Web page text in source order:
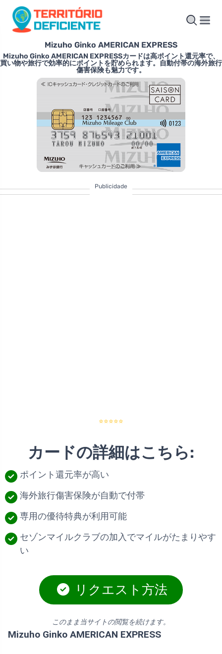
Mizuho Ginko AMERICAN EXPRESS
Mizuho Ginko AMERICAN EXPRESSカードは高ポイント還元率で、
買い物や旅行で効率的にポイントを貯められます。自動付帯の海外旅行
傷害保険も魅力です。
Publicidade
⭐⭐⭐⭐⭐
カードの詳細はこちら:
ポイント還元率が高い
海外旅行傷害保険が自動で付帯
専用の優待特典が利用可能
セゾンマイルクラブの加入でマイルがたまりやす
い
リクエスト方法
このまま当サイトの閲覧を続けます。
Mizuho Ginko AMERICAN EXPRESS